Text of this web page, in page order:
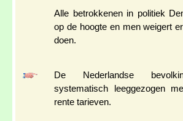
Alle betrokkenen in politiek
op de hoogte en men weigert
doen.
De Nederlandse
systematisch leeggezogen
rente tarieven.